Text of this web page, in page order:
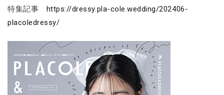
特集記事 https://dressy.pla-cole.wedding/202406-
placoledressy/